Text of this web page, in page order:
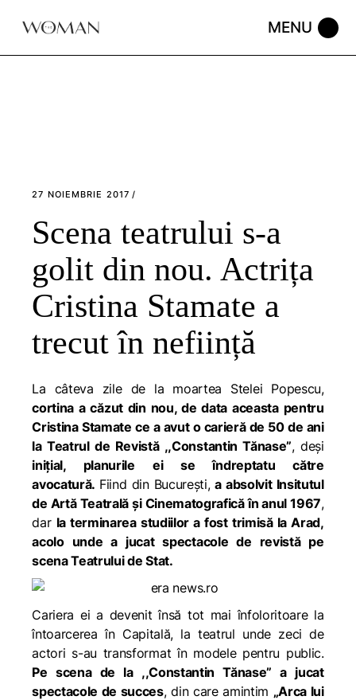
27 NOIEMBRIE 2017
Scena teatrului s-a
golit din nou. Actrița
Cristina Stamate a
trecut în neființă
La câteva zile de la moartea Stelei Popescu,
cortina a căzut din nou, de data aceasta pentru
Cristina Stamate ce a avut o carieră de 50 de ani
la Teatrul de Revistă ,,Constantin Tănase”, deși
inițial, planurile ei se îndreptatu către
avocatură. Fiind din București,a absolvit Insitutul
de Artă Teatrală și Cinematografică în anul 1967,
dar la terminarea studiilor a fost trimisă la Arad,
acolo unde a jucat spectacole de revistă pe
scena Teatrului de Stat.
Cariera ei a devenit însă tot mai înfoloritoare la
întoarcerea în Capitală, la teatrul unde zeci de
actori s-au transformat în modele pentru public.
Pe scena de la ,,Constantin Tănase” a jucat
spectacole de succes, din care amintim „Arca lui